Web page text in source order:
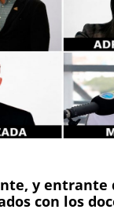
y entrante
con los